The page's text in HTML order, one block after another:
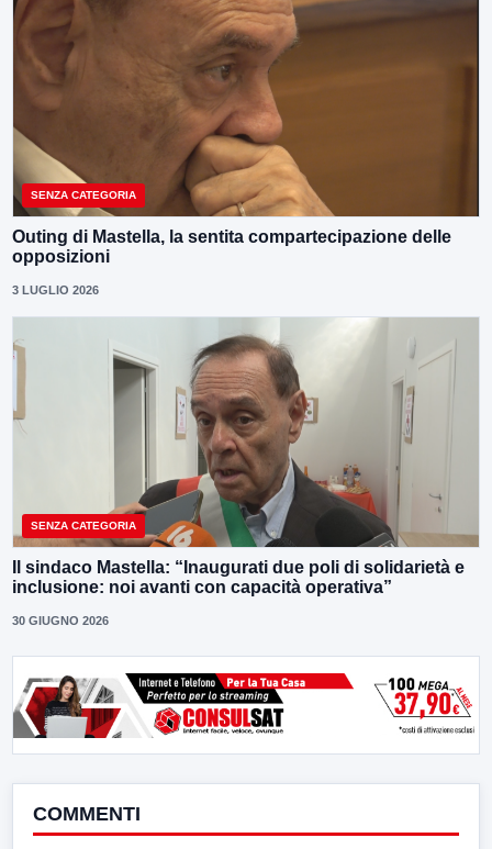
SENZA CATEGORIA
Outing di Mastella, la sentita compartecipazione delle
opposizioni
3 LUGLIO 2026
SENZA CATEGORIA
Il sindaco Mastella: “Inaugurati due poli di solidarietà e
inclusione: noi avanti con capacità operativa”
30 GIUGNO 2026
COMMENTI